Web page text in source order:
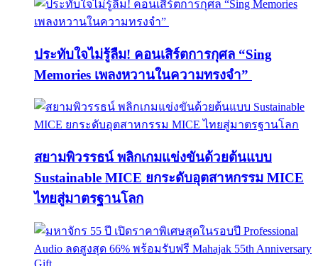
ประทับใจไม่รู้ลืม! คอนเสิร์ตการกุศล “Sing
Memories เพลงหวานในความทรงจำ”
สยามพิวรรธน์ พลิกเกมแข่งขันด้วยต้นแบบ
Sustainable MICE ยกระดับอุตสาหกรรม MICE
ไทยสู่มาตรฐานโลก